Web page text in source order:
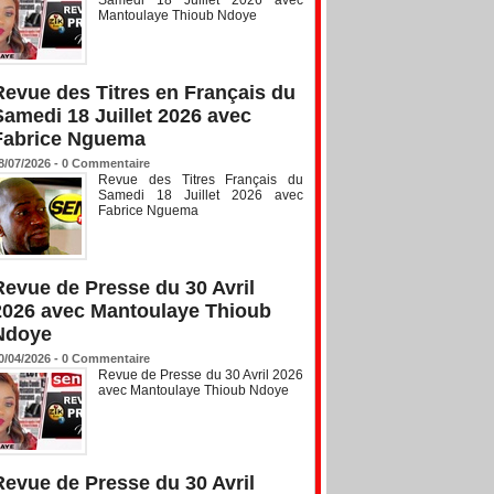
Mantoulaye Thioub Ndoye
des Titres en Français du
18 Juillet 2026 avec
Nguema
07/2026 - 0 Commentaire
Revue des Titres Français du
Samedi 18 Juillet 2026 avec
Fabrice Nguema
de Presse du 30 Avril
avec Mantoulaye Thioub
04/2026 - 0 Commentaire
Revue de Presse du 30 Avril 2026
avec Mantoulaye Thioub Ndoye
de Presse du 30 Avril